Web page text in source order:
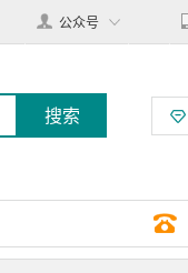
公众号
搜索